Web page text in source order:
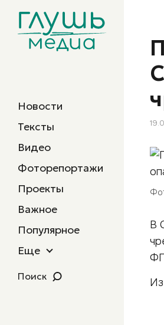
Новости
Тексты
Видео
Фоторепортажи
Проекты
Важное
Популярное
Еще
Поиск
В